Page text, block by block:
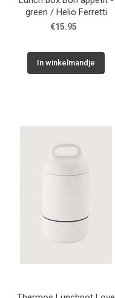
green / Helio Ferretti
€15.95
In winkelmandje